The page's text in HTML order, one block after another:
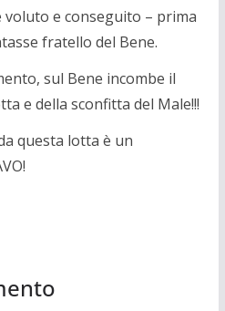
e conseguito – prima
fratello del Bene.
sul Bene incombe il
e della sconfitta del Male!!!
questa lotta è un